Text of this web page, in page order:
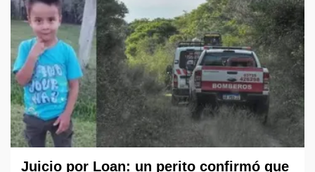
Juicio por Loan: un perito confirmó que